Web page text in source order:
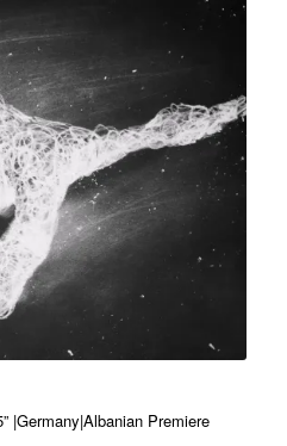
|Germany|Albanian Premiere